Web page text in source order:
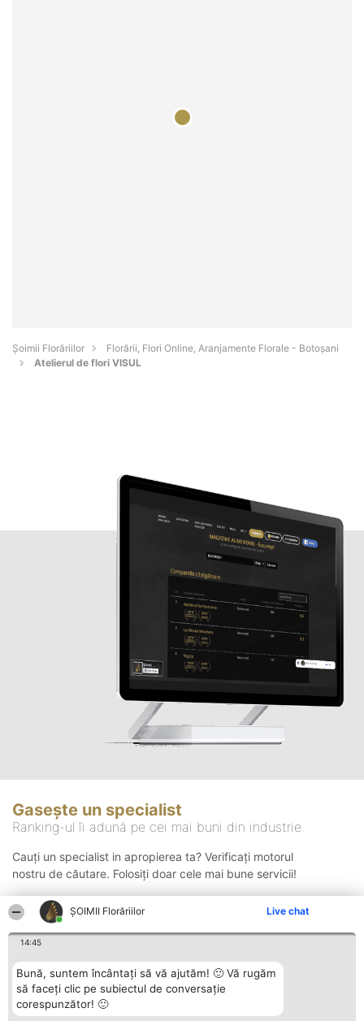
ȘOIMII Florăriilor Live chat
14:45
Bună, suntem încântați să vă ajutăm! 🙂 Vă rugăm
să faceți clic pe subiectul de conversație
corespunzător! 🙂
Șoimii Florăriilor
Florării, Flori Online, Aranjamente Florale - Botoşani
Atelierul de flori VISUL
Gasește un specialist
Ranking-ul îi adună pe cei mai buni din industrie
Cauți un specialist in apropierea ta? Verificați motorul
nostru de căutare. Folosiți doar cele mai bune servicii!